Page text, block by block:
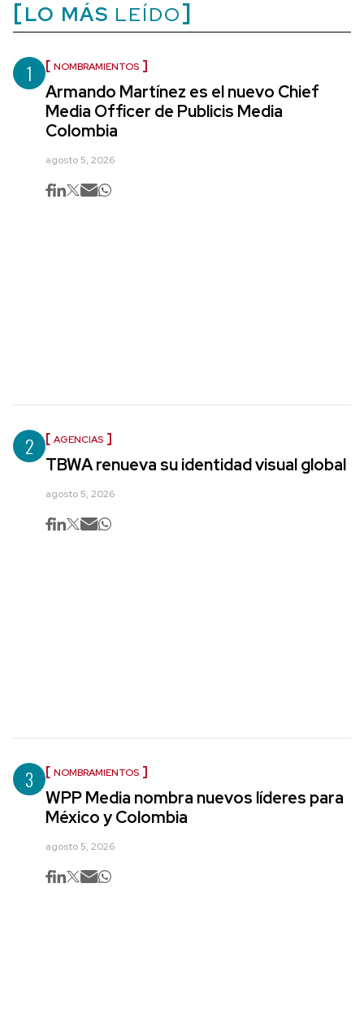
LO MÁS LEÍDO
1 NOMBRAMIENTOS
Armando Martínez es el nuevo Chief
Media Officer de Publicis Media
Colombia
agosto 5, 2026
2 AGENCIAS
TBWA renueva su identidad visual global
agosto 5, 2026
3 NOMBRAMIENTOS
WPP Media nombra nuevos líderes para
México y Colombia
agosto 5, 2026